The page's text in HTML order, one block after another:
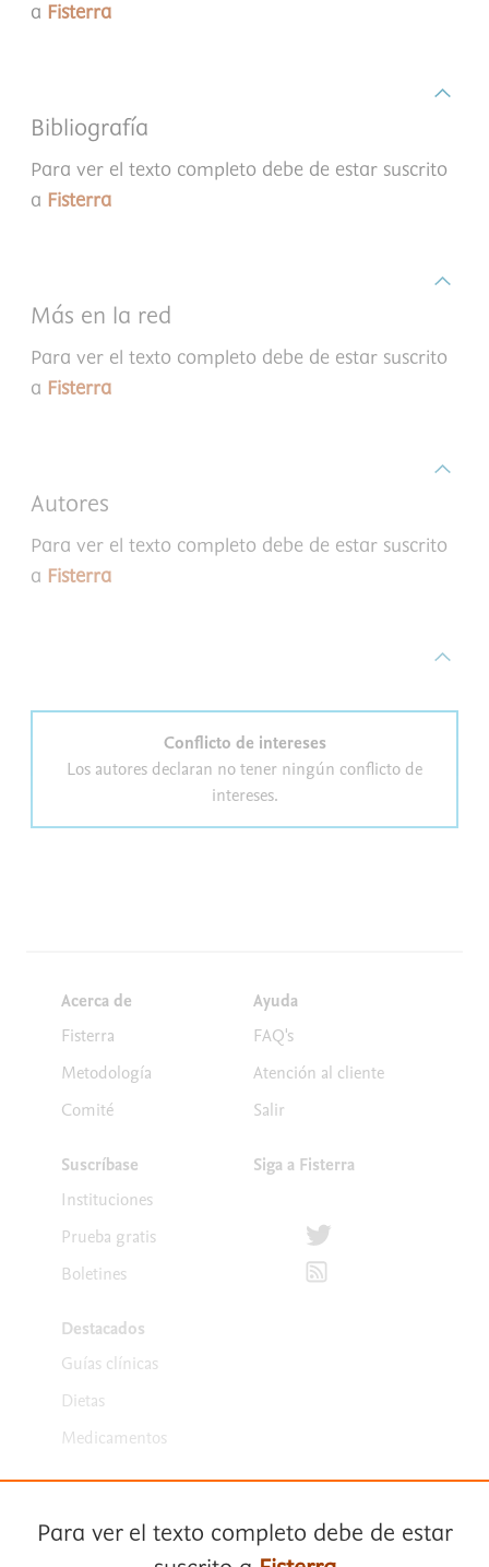
a Fisterra
Bibliografía
Para ver el texto completo debe de estar suscrito
a Fisterra
Más en la red
Para ver el texto completo debe de estar suscrito
a Fisterra
Autores
Para ver el texto completo debe de estar suscrito
a Fisterra
Conflicto de intereses
Los autores declaran no tener ningún conflicto de
intereses.
Acerca de
Fisterra
Metodología
Comité
Suscríbase
Instituciones
Prueba gratis
Boletines
Destacados
Guías clínicas
Dietas
Medicamentos
Ayuda
FAQ's
Atención al cliente
Salir
Siga a Fisterra
Síguenos en Twitter
Suscríbete para recibir
Para ver el texto completo debe de estar